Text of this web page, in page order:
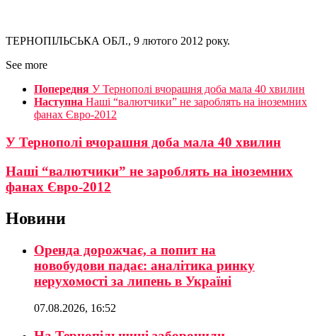
ТЕРНОПІЛЬСЬКА ОБЛ., 9 лютого 2012 року.
See more
Попередня У Тернополі вчорашня доба мала 40 хвилин
Наступна Наші “валютчики” не зароблять на іноземних
фанах Євро-2012
У Тернополі вчорашня доба мала 40 хвилин
Наші “валютчики” не зароблять на іноземних
фанах Євро-2012
Новини
Оренда дорожчає, а попит на
новобудови падає: аналітика ринку
нерухомості за липень в Україні
07.08.2026, 16:52